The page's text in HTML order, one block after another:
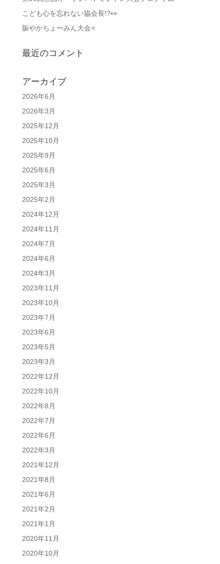
こども心を忘れない協会長!?👀
賑やかちょーみん大会⭐
最近のコメント
アーカイブ
2026年6月
2026年3月
2025年12月
2025年10月
2025年9月
2025年6月
2025年3月
2025年2月
2024年12月
2024年11月
2024年7月
2024年6月
2024年3月
2023年11月
2023年10月
2023年7月
2023年6月
2023年5月
2023年3月
2022年12月
2022年10月
2022年8月
2022年7月
2022年6月
2022年3月
2021年12月
2021年8月
2021年6月
2021年2月
2021年1月
2020年11月
2020年10月